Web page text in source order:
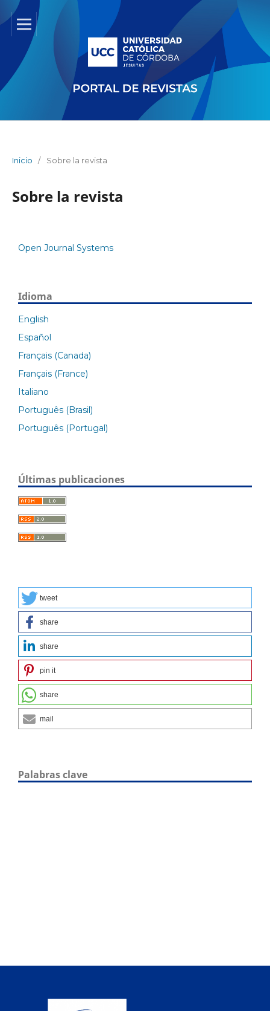
Inicio / Sobre la revista
Sobre la revista
Open Journal Systems
Idioma
English
Español
Français (Canada)
Français (France)
Italiano
Português (Brasil)
Português (Portugal)
Últimas publicaciones
tweet
share
share
pin it
share
mail
Palabras clave